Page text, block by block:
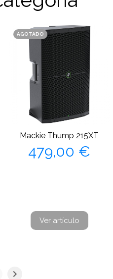
AGOTADO
Mackie Thump 215XT
Precio
479,00 €
Ver artículo